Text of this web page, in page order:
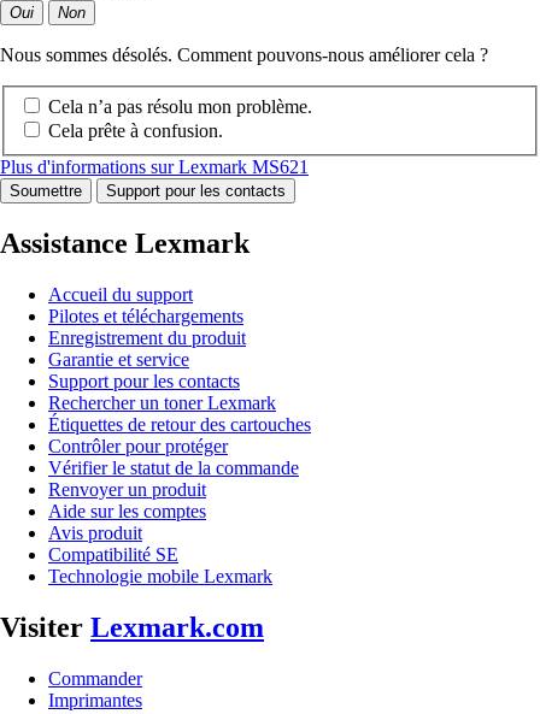
Oui Non
Nous sommes désolés. Comment pouvons-nous améliorer cela ?
Cela n’a pas résolu mon problème.
Cela prête à confusion.
Plus d'informations sur Lexmark MS621
Soumettre Support pour les contacts
Assistance Lexmark
Accueil du support
Pilotes et téléchargements
Enregistrement du produit
Garantie et service
Support pour les contacts
Rechercher un toner Lexmark
Étiquettes de retour des cartouches
Contrôler pour protéger
Vérifier le statut de la commande
Renvoyer un produit
Aide sur les comptes
Avis produit
Compatibilité SE
Technologie mobile Lexmark
Visiter Lexmark.com
Commander
Imprimantes